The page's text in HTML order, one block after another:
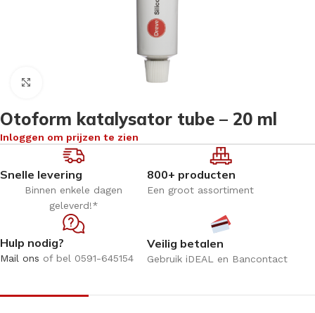
Klik om te vergroten
Otoform katalysator tube – 20 ml
Inloggen om prijzen te zien
Snelle levering
Binnen enkele dagen
geleverd!*
800+ producten
Een groot assortiment
Hulp nodig?
Mail ons of bel 0591-645154
Veilig betalen
Gebruik iDEAL en Bancontact